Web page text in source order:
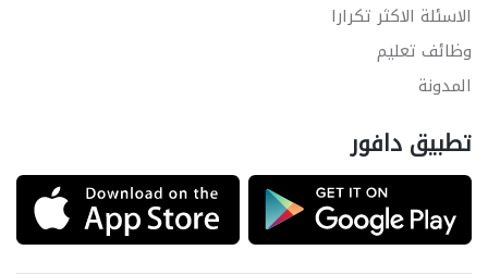
الاسئلة الاكثر تكرارا
وظائف تعليم
المدونة
تطبيق دافور